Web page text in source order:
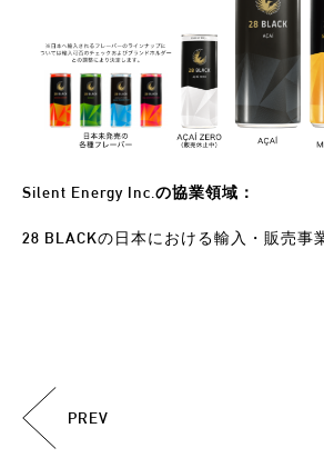
Silent Energy Inc.の協業領域：
28 BLACKの日本における輸入・販売事
PREV